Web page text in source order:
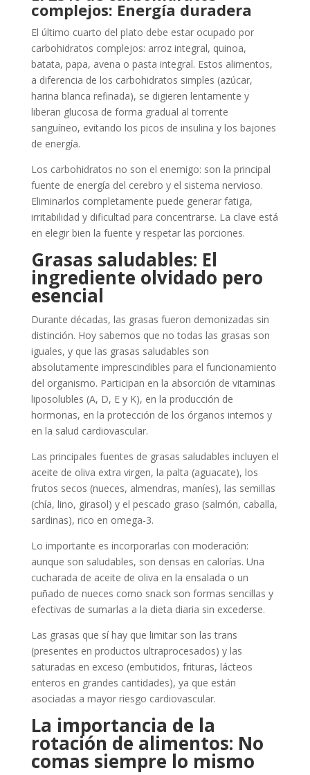
complejos: Energía duradera
El último cuarto del plato debe estar ocupado por
carbohidratos complejos: arroz integral, quinoa,
batata, papa, avena o pasta integral. Estos alimentos,
a diferencia de los carbohidratos simples (azúcar,
harina blanca refinada), se digieren lentamente y
liberan glucosa de forma gradual al torrente
sanguíneo, evitando los picos de insulina y los bajones
de energía.
Los carbohidratos no son el enemigo: son la principal
fuente de energía del cerebro y el sistema nervioso.
Eliminarlos completamente puede generar fatiga,
irritabilidad y dificultad para concentrarse. La clave está
en elegir bien la fuente y respetar las porciones.
Grasas saludables: El
ingrediente olvidado pero
esencial
Durante décadas, las grasas fueron demonizadas sin
distinción. Hoy sabemos que no todas las grasas son
iguales, y que las grasas saludables son
absolutamente imprescindibles para el funcionamiento
del organismo. Participan en la absorción de vitaminas
liposolubles (A, D, E y K), en la producción de
hormonas, en la protección de los órganos internos y
en la salud cardiovascular.
Las principales fuentes de grasas saludables incluyen el
aceite de oliva extra virgen, la palta (aguacate), los
frutos secos (nueces, almendras, maníes), las semillas
(chía, lino, girasol) y el pescado graso (salmón, caballa,
sardinas), rico en omega-3.
Lo importante es incorporarlas con moderación:
aunque son saludables, son densas en calorías. Una
cucharada de aceite de oliva en la ensalada o un
puñado de nueces como snack son formas sencillas y
efectivas de sumarlas a la dieta diaria sin excederse.
Las grasas que sí hay que limitar son las trans
(presentes en productos ultraprocesados) y las
saturadas en exceso (embutidos, frituras, lácteos
enteros en grandes cantidades), ya que están
asociadas a mayor riesgo cardiovascular.
La importancia de la
rotación de alimentos: No
comas siempre lo mismo